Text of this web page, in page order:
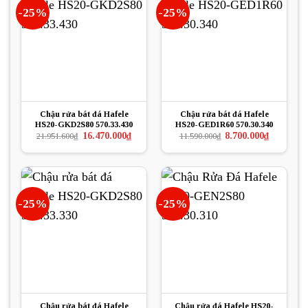
-25%
Chậu rửa bát đá Hafele
HS20-GKD2S80 570.33.430
21.951.600₫ Giá
là:
16.470.000₫Giá
hiện
tại
16.470.000₫.
-25%
Chậu rửa bát đá Hafele
HS20-GED1R60 570.30.340
11.590.000₫ Giá
là:
8.700.000₫Giá
hiện
tại
8.700.000₫.
-25%
Chậu rửa bát đá Hafele
-25%
Chậu rửa đá Hafele HS20-